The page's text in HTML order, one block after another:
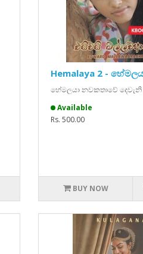
Hemalaya 2 -
හේමලයා නවකතාවේ
Available
Rs. 500.00
BUY NOW